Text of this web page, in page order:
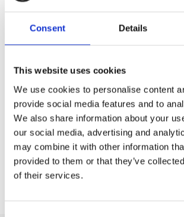
Consent Details
This website uses cookies
We use cookies to personalise content
provide social media features and to
We also share information about your
our social media, advertising and
may combine it with other information
provided to them or that they’ve
of their services.
sklopovi razvili iz nekadašnjih
kamo su Breljani ljeti izgonili
Sezonska naselja Biokova
Poseban dragulj su danas mahom
„sekundarna ruralna naselja“ visoko
Biokova. U njima se živjelo
do jeseni, prateći ritam prirode i
danas predstavljaju dragocjen
čovjeka i planine.